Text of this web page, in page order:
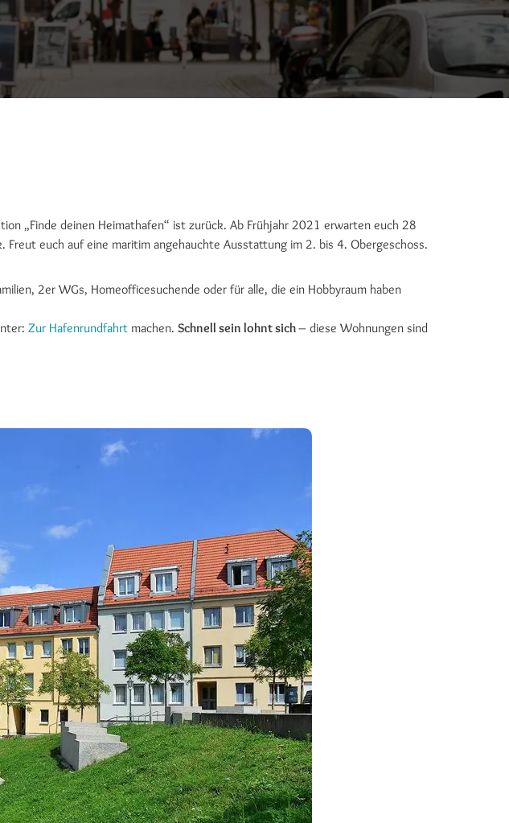
„Finde deinen Heimathafen“ ist zurück. Ab Frühjahr 2021 erwarten euch 28
euch auf eine maritim angehauchte Ausstattung im 2. bis 4. Obergeschoss.
2er WGs, Homeofficesuchende oder für alle, die ein Hobbyraum haben
Zur Hafenrundfahrt machen.Schnell sein lohnt sich– diese Wohnungen sind